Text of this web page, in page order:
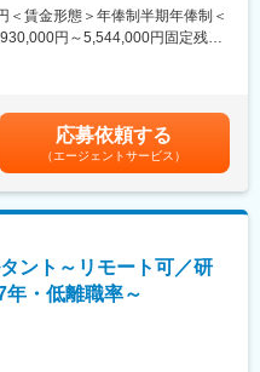
その他社外研修にも積極的に参
なく、社会に通用するビジネス
、ブロック長、人事・労務・
部や海外事業部など、「日本の
なっております。
プ売上高500億、営業利益50億
毎年10～20、海外は20~30店舗
部環境分析＞
・販促活動・組織等の分析＜内
億円～50億円の大手から中堅
広く、BtoB・BtoC・BtoG企業さ
＜賃金形態＞年俸制半期年俸制＜
円～5,544,000円固定残業
いて人事制度変更に伴い、賞与分
りました。(個人やチームの成果
加支給する場合があります)賃金
選考を通じて上下する可能性が
を含めた表記です。
応募依頼する
（エージェントサービス）
ント～リモート可／研
・低離職率～